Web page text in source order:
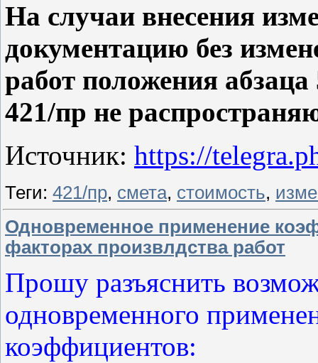
На случаи внесения
документацию без
работ положения
421/пр не
Источник: https://
Теги: 421/пр, смета, стоимость,
Одновременное применение
факторах произвлдства работ
Прошу разъяснить
одновременного
коэффициентов: